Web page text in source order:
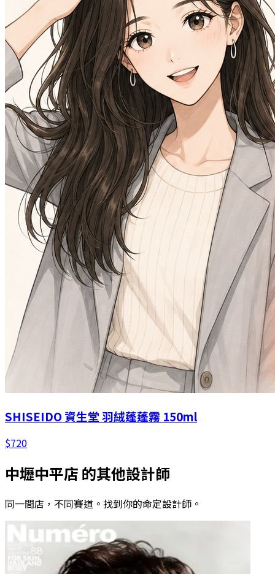
SHISEIDO 資生堂 羽絨蓬蓬霧 150ml
$720
中壢中平店 的其他設計師
同一間店，不同賽道。找到你的命定設計師。